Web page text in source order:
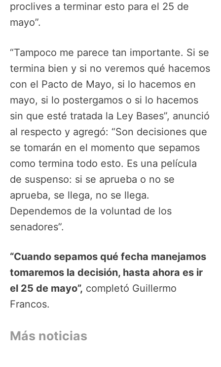
proclives a terminar esto para el 25 de
mayo”.
“Tampoco me parece tan importante. Si se
termina bien y si no veremos qué hacemos
con el Pacto de Mayo, si lo hacemos en
mayo, si lo postergamos o si lo hacemos
sin que esté tratada la Ley Bases”, anunció
al respecto y agregó: “Son decisiones que
se tomarán en el momento que sepamos
como termina todo esto. Es una película
de suspenso: si se aprueba o no se
aprueba, se llega, no se llega.
Dependemos de la voluntad de los
senadores”.
“Cuando sepamos qué fecha manejamos
tomaremos la decisión, hasta ahora es ir
el 25 de mayo”, completó Guillermo
Francos.
Más noticias